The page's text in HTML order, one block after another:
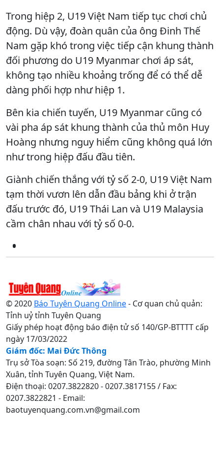
Trong hiệp 2, U19 Việt Nam tiếp tục chơi chủ
động. Dù vậy, đoàn quân của ông Đinh Thế
Nam gặp khó trong việc tiếp cận khung thành
đối phương do U19 Myanmar chơi áp sát,
không tạo nhiều khoảng trống để có thể dễ
dàng phối hợp như hiệp 1.
Bên kia chiến tuyến, U19 Myanmar cũng có
vài pha áp sát khung thành của thủ môn Huy
Hoàng nhưng nguy hiểm cũng không quá lớn
như trong hiệp đấu đầu tiên.
Giành chiến thắng với tỷ số 2-0, U19 Việt Nam
tạm thời vươn lên dẫn đầu bảng khi ở trận
đấu trước đó, U19 Thái Lan và U19 Malaysia
cầm chân nhau với tỷ số 0-0.
© 2020 Báo Tuyên Quang Online- Cơ quan chủ quản:
Tỉnh uỷ tỉnh Tuyên Quang
Giấy phép hoạt động báo điện tử số 140/GP-BTTTT cấp
ngày 17/03/2022
Giám đốc: Mai Đức Thông
Trụ sở Tòa soạn: Số 219, đường Tân Trào, phường Minh
Xuân, tỉnh Tuyên Quang, Việt Nam.
Điện thoại: 0207.3822820 - 0207.3817155 / Fax:
0207.3822821 - Email:
baotuyenquang.com.vn@gmail.com